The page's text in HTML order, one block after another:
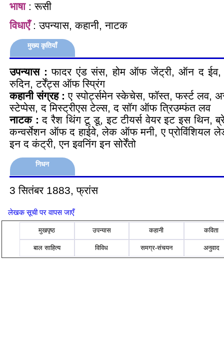
भाषा: रूसी
विधाएँ: उपन्यास, कहानी, नाटक
मुख्य कृतियाँ
उपन्यास : फादर एंड संस, होम ऑफ जेंट्री, ऑन द ईव,
रुदिन, टर्रेंट्स ऑफ स्प्रिंग
कहानी संग्रह : ए स्पोर्ट्समेन स्केचेस, फॉस्त, फर्स्ट
स्टेप्पेस, द मिस्ट्रीएस टेल्स, द सॉग ऑफ त्रिउम्फंत लव
नाटक :द रैश थिंग टू डू, इट टीयर्स वेयर इट इस थिन,
कन्वर्सेशन ऑफ द हाईवे, लेक ऑफ मनी, ए प्रोविंशियल
इन द कंट्री, एन इवनिंग इन सोर्रेंतो
निधन
3 सितंबर 1883, फ्रांस
लेखक सूची पर वापस जाएँ
मुखपृष्ठ उपन्यास कहानी कविता
बाल साहित्य विविध समग्र-संचयन अनुवाद